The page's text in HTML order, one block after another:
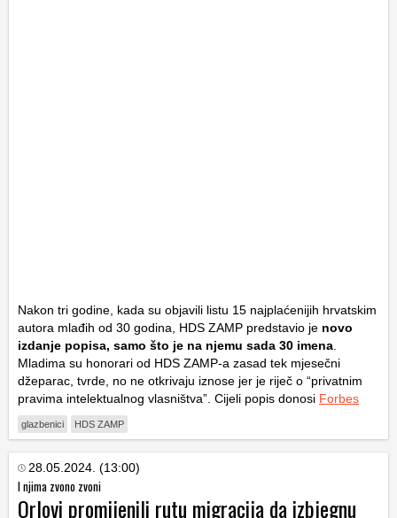
Nakon tri godine, kada su objavili listu 15 najplaćenijih hrvatskim
autora mlađih od 30 godina, HDS ZAMP predstavio je novo
izdanje popisa, samo što je na njemu sada 30 imena.
Mladima su honorari od HDS ZAMP-a zasad tek mjesečni
džeparac, tvrde, no ne otkrivaju iznose jer je riječ o “privatnim
pravima intelektualnog vlasništva”. Cijeli popis donosi Forbes
glazbenici HDS ZAMP
28.05.2024. (13:00)
I njima zvono zvoni
Orlovi promijenili rutu migracija da izbjegnu